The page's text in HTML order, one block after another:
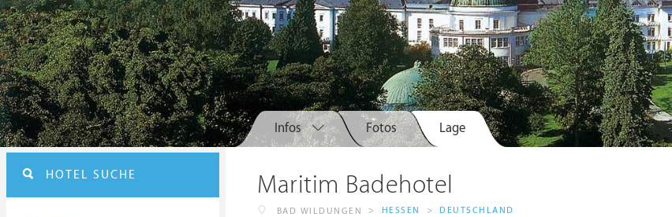
Infos Fotos Lage
Maritim Badehotel
BAD WILDUNGEN > HESSEN > DEUTSCHLAND
HOTEL SUCHE